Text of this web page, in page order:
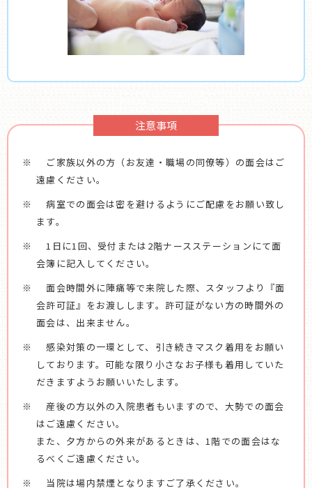
注意事項
ご家族以外の方（お友達・職場の同僚等）の面会はご
遠慮ください。
病室での面会は密を避けるようにご配慮をお願い致し
ます。
1日に1回、受付または2階ナースステーションにて面
会簿に記入してください。
面会時間外に陣痛等で来院した際、スタッフより『面
会許可証』をお渡しします。許可証がない方の時間外の
面会は、出来ません。
感染対策の一環として、引き続きマスク着用をお願い
しております。可能な限り小さなお子様も着用していた
だきますようお願いいたします。
産後の方以外の入院患者もいますので、大勢での面会
はご遠慮ください。
また、夕方からの外来があるときは、1階での面会はな
るべくご遠慮ください。
当院は場内禁煙となりますご了承ください。